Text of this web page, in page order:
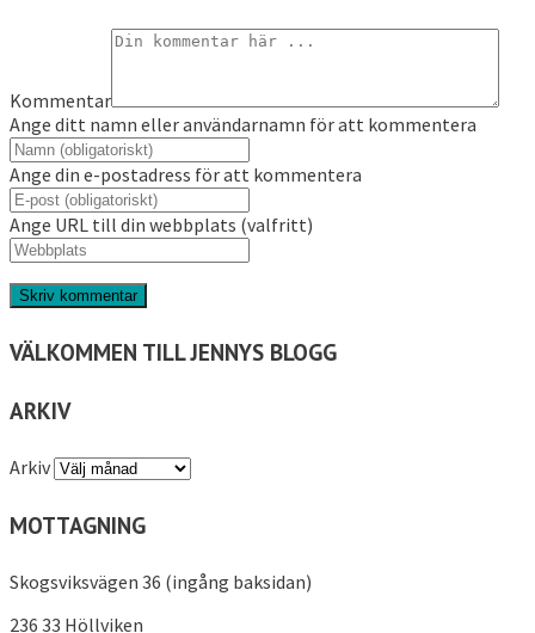
Kommentar
Ange ditt namn eller användarnamn för att kommentera
Ange din e-postadress för att kommentera
Ange URL till din webbplats (valfritt)
VÄLKOMMEN TILL JENNYS BLOGG
ARKIV
Arkiv
MOTTAGNING
Skogsviksvägen 36 (ingång baksidan)
236 33 Höllviken